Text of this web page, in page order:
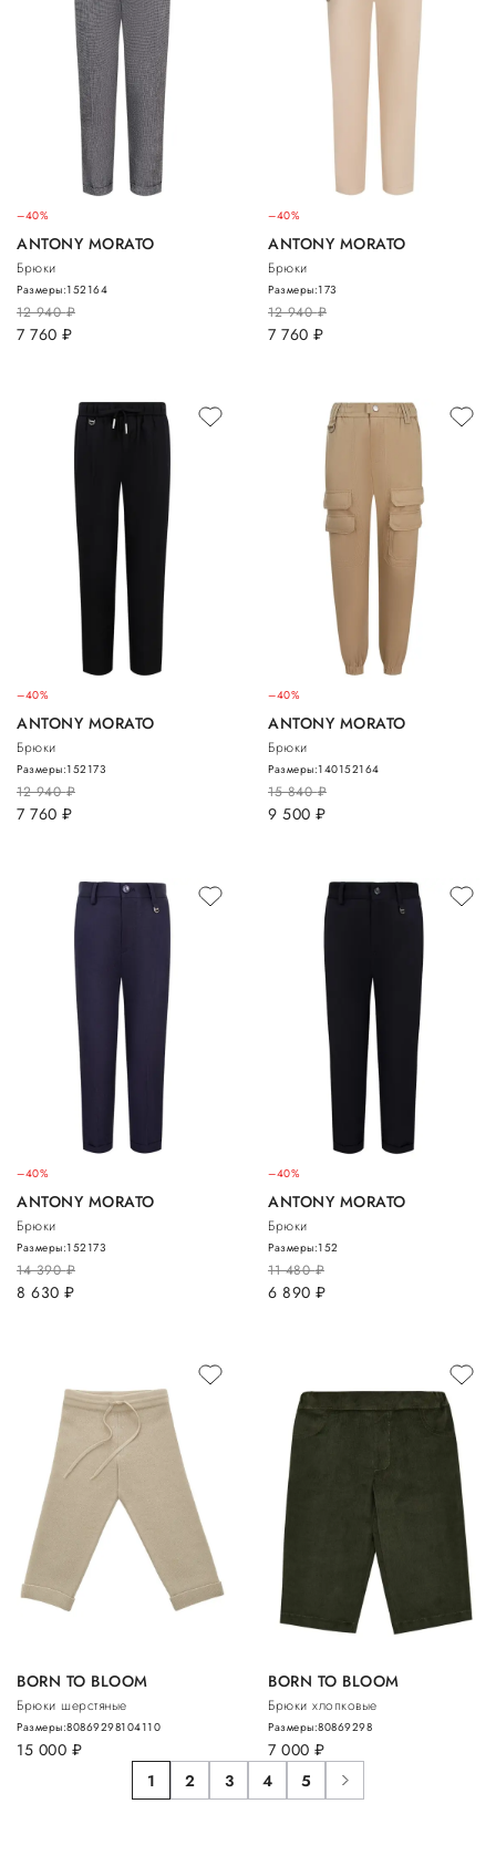
–40%
ANTONY MORATO
Брюки
12 940руб.
7 760 руб.
Размеры:152164
–40%
ANTONY MORATO
Брюки
12 940руб.
7 760 руб.
Размеры:173
–40%
ANTONY MORATO
Брюки
12 940руб.
7 760 руб.
Размеры:152173
–40%
ANTONY MORATO
Брюки
15 840руб.
9 500 руб.
Размеры:140152164
–40%
ANTONY MORATO
Брюки
14 390руб.
8 630 руб.
Размеры:152173
–40%
ANTONY MORATO
Брюки
11 480руб.
6 890 руб.
Размеры:152
BORN TO BLOOM
Брюки шерстяные
15 000 руб.
Размеры:80869298104110
BORN TO BLOOM
Брюки хлопковые
7 000 руб.
Размеры:80869298
1 2 3 4 5